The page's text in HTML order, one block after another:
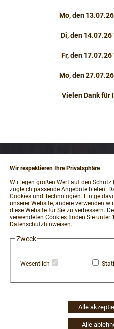
Wir respektieren Ihre Privatsphäre
Wir legen großen Wert auf den
zugleich passende Angebote bieten.
Cookies und Technologien. Einige
unserer Website, andere verwenden
diese Website für Sie zu verbessern.
verwendeten Cookies finden Sie unter
Datenschutzhinweisen.
Zweck
Wesentlich
Alle
Alle
Mo, den
Di, den
Fr, den
Mo, den
Vielen Dank für
RECHTLICHES
Impressum
AGB und Kundeninformationen
Datenschutzerklärung
Widerrufsbelehrung / Muster-
Zahlung und Versand
Widerruf Cookie-Einwilligung